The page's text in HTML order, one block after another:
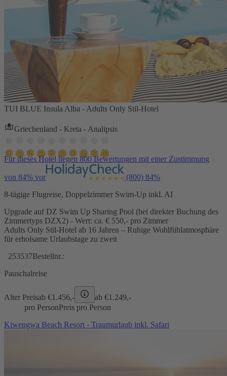
TUI BLUE Insula Alba - Adults Only Stil-Hotel
Griechenland - Kreta - Analipsis
Für dieses Hotel liegen 800 Bewertungen mit einer Zustimmung
von 84% vor (800) 84%
8-tägige Flugreise, Doppelzimmer Swim-Up inkl. AI
Upgrade auf DZ Swim Up Sharing Pool (bei direkter Buchung des
Zimmertyps DZX2) - Wert: ca. € 550,- pro Zimmer
Adults Only Stil-Hotel ab 16 Jahren – Ruhige Wohlfühlatmosphäre
für erholsame Urlaubstage zu zweit
253537Bestellnr.:
Pauschalreise
Alter Preisab €1.456,- ab €1.249,-
pro PersonPreis pro Person
Kiwengwa Beach Resort - Traumurlaub inkl. Safari